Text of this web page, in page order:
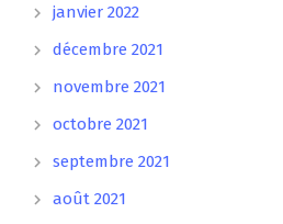
janvier 2022
décembre 2021
novembre 2021
octobre 2021
septembre 2021
août 2021